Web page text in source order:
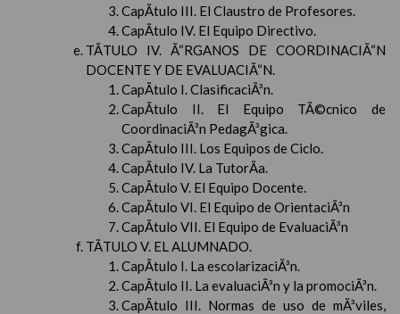
CapÃ­tulo III. El Claustro de Profesores.
CapÃ­tulo IV. El Equipo Directivo.
TÃTULO IV. Ã“RGANOS DE COORDINACIÃ“N
DOCENTE Y DE EVALUACIÃ“N.
CapÃ­tulo I. ClasificaciÃ³n.
CapÃ­tulo II. El Equipo TÃ©cnico de
CoordinaciÃ³n PedagÃ³gica.
CapÃ­tulo III. Los Equipos de Ciclo.
CapÃ­tulo IV. La TutorÃ­a.
CapÃ­tulo V. El Equipo Docente.
CapÃ­tulo VI. El Equipo de OrientaciÃ³n
CapÃ­tulo VII. El Equipo de EvaluaciÃ³n
TÃTULO V. EL ALUMNADO.
CapÃ­tulo I. La escolarizaciÃ³n.
CapÃ­tulo II. La evaluaciÃ³n y la promociÃ³n.
CapÃ­tulo III. Normas de uso de mÃ³viles,